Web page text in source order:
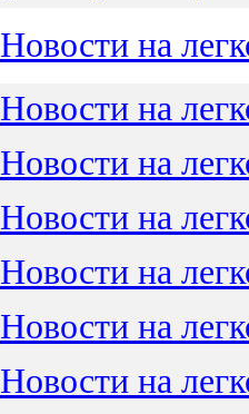
Новости на
Новости на
Новости на
Новости на
Новости на
Новости на
Новости на